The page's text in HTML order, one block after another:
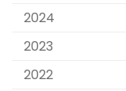
2024
2023
2022